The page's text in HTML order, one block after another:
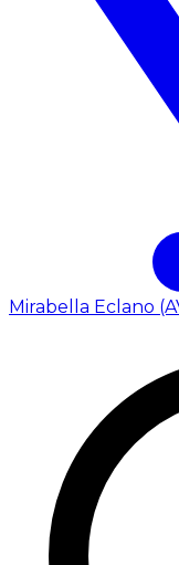
Mirabella Eclano